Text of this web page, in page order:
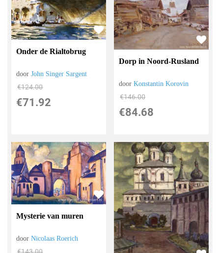
Onder de Rialtobrug
doorJohn Singer Sargent
€124.00
€71.92
Dorp in Noord-Rusland
doorKonstantin Korovin
€146.00
€84.68
Mysterie van muren
doorNicolaas Roerich
€143.00